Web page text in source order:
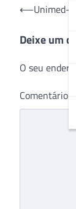
Navegação
Post
⟵Unimed-
Deixe um
O seu
Comentário